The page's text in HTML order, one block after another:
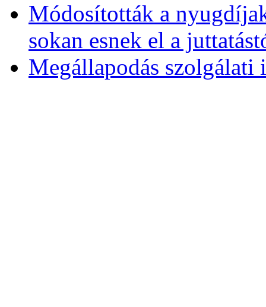
Módosították a
sokan esnek el a
Megállapodás szolgálati